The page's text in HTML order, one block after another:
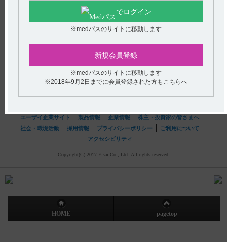
【アクトネル錠75mg】 半減期・Cmaxなど、薬物動態に
ついて教えてください。
送信するでログイン
※medパスのサイトに移動します
新規会員登録
※medパスのサイトに移動します
※2018年9月2日までに会員登録された方もこちらへ
hhcホットライン
フリーダイヤル0120-419-497
インターネットでのお問い合わせ
エーザイ企業サイト 製品情報 企業情報
株主・投資家の皆さまへ
社会・環境活動
採用情報 プライバシーポリシー
ご利用について
アクセシビリティ
Copyright(C) 2017 Eisai Co., Ltd. All rights reserved.
HOME pagetop